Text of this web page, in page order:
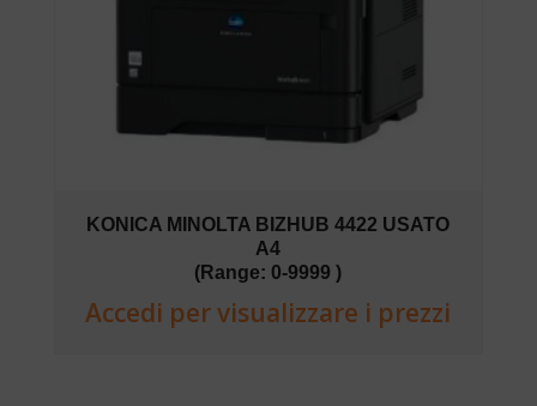
KONICA MINOLTA BIZHUB 4422 USATO
A4
(Range: 0-9999 )
Accedi per visualizzare i prezzi